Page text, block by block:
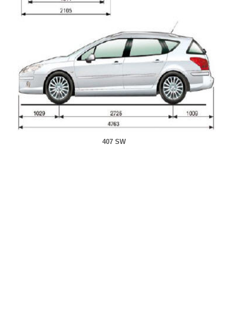
407 SW